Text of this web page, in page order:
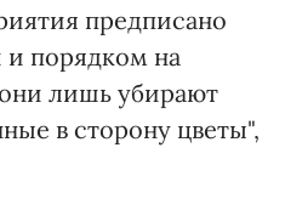
предписано
и порядком на
лишь убирают
в сторону цветы",